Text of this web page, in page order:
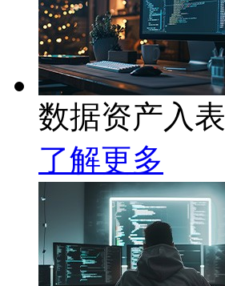
数据资产入表
了解更多